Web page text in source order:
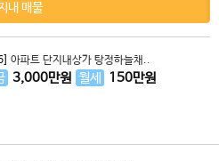
내 매물
아파트 단지내상가 탕정하늘채..
3,000만원 월세 150만원